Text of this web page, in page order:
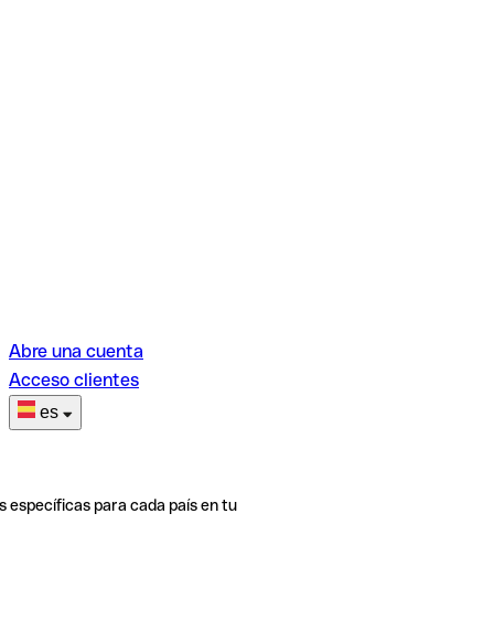
Abre una cuenta
Acceso clientes
es
específicas para cada país en tu